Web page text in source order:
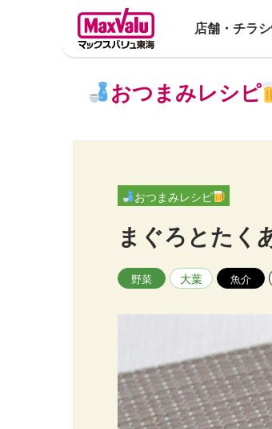
店舗・チラ
おつまみレシピ
おつまみレシピ
まぐろとたく
野菜 大葉 魚介